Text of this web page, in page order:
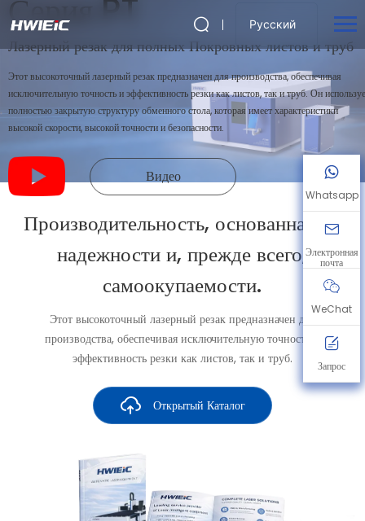
Русский
Серия PT
Лазерный резак для полных Покровных листов и труб
Этот высокоточный лазерный резак предназначен для производства, обеспечивая
исключительную точность и эффективность резки как листов, так и труб. Он
полностью закрытую структуру обменного стола, которая имеет характеристики
высокой скорости, высокой точности и безопасности.
Видео
Производительность, основанная на
надежности и, прежде всего,
самоокупаемости.
Этот высокоточный лазерный резак предназначен для
производства, обеспечивая исключительную точность и
эффективность резки как листов, так и труб.
Открытый Каталог
Whatsapp
Электронная
почта
WeChat
Запрос